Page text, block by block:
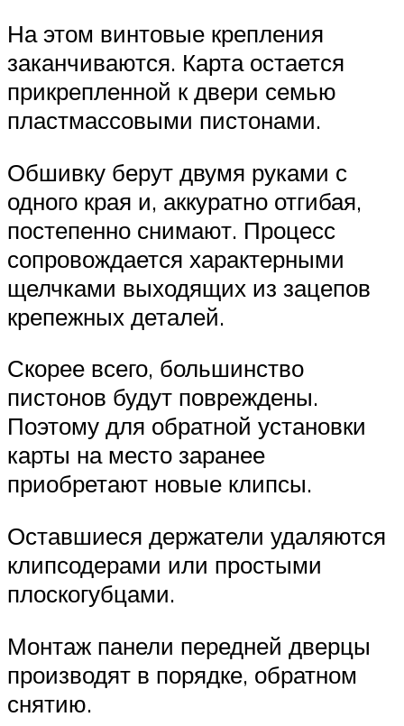
На этом винтовые крепления
заканчиваются. Карта остается
прикрепленной к двери семью
пластмассовыми пистонами.
Обшивку берут двумя руками с
одного края и, аккуратно отгибая,
постепенно снимают. Процесс
сопровождается характерными
щелчками выходящих из зацепов
крепежных деталей.
Скорее всего, большинство
пистонов будут повреждены.
Поэтому для обратной установки
карты на место заранее
приобретают новые клипсы.
Оставшиеся держатели удаляются
клипсодерами или простыми
плоскогубцами.
Монтаж панели передней дверцы
производят в порядке, обратном
снятию.